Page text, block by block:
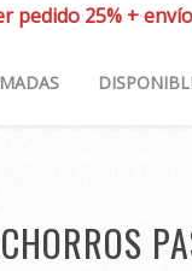
pedido 25% +